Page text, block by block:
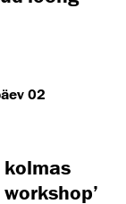
02
kolmas